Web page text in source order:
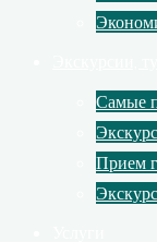
Самые
Прием